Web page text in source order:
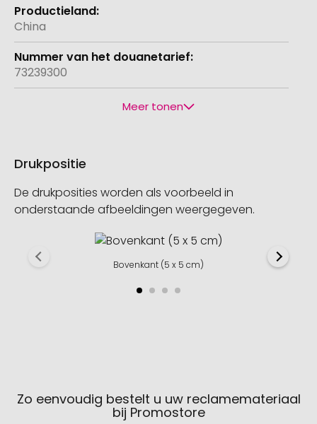
China
73239300
Meer tonen
Drukpositie
De drukposities worden als voorbeeld in
onderstaande afbeeldingen weergegeven.
Bovenkant (5 x 5 cm)
Zo eenvoudig bestelt u uw reclamemateriaal
bij Promostore